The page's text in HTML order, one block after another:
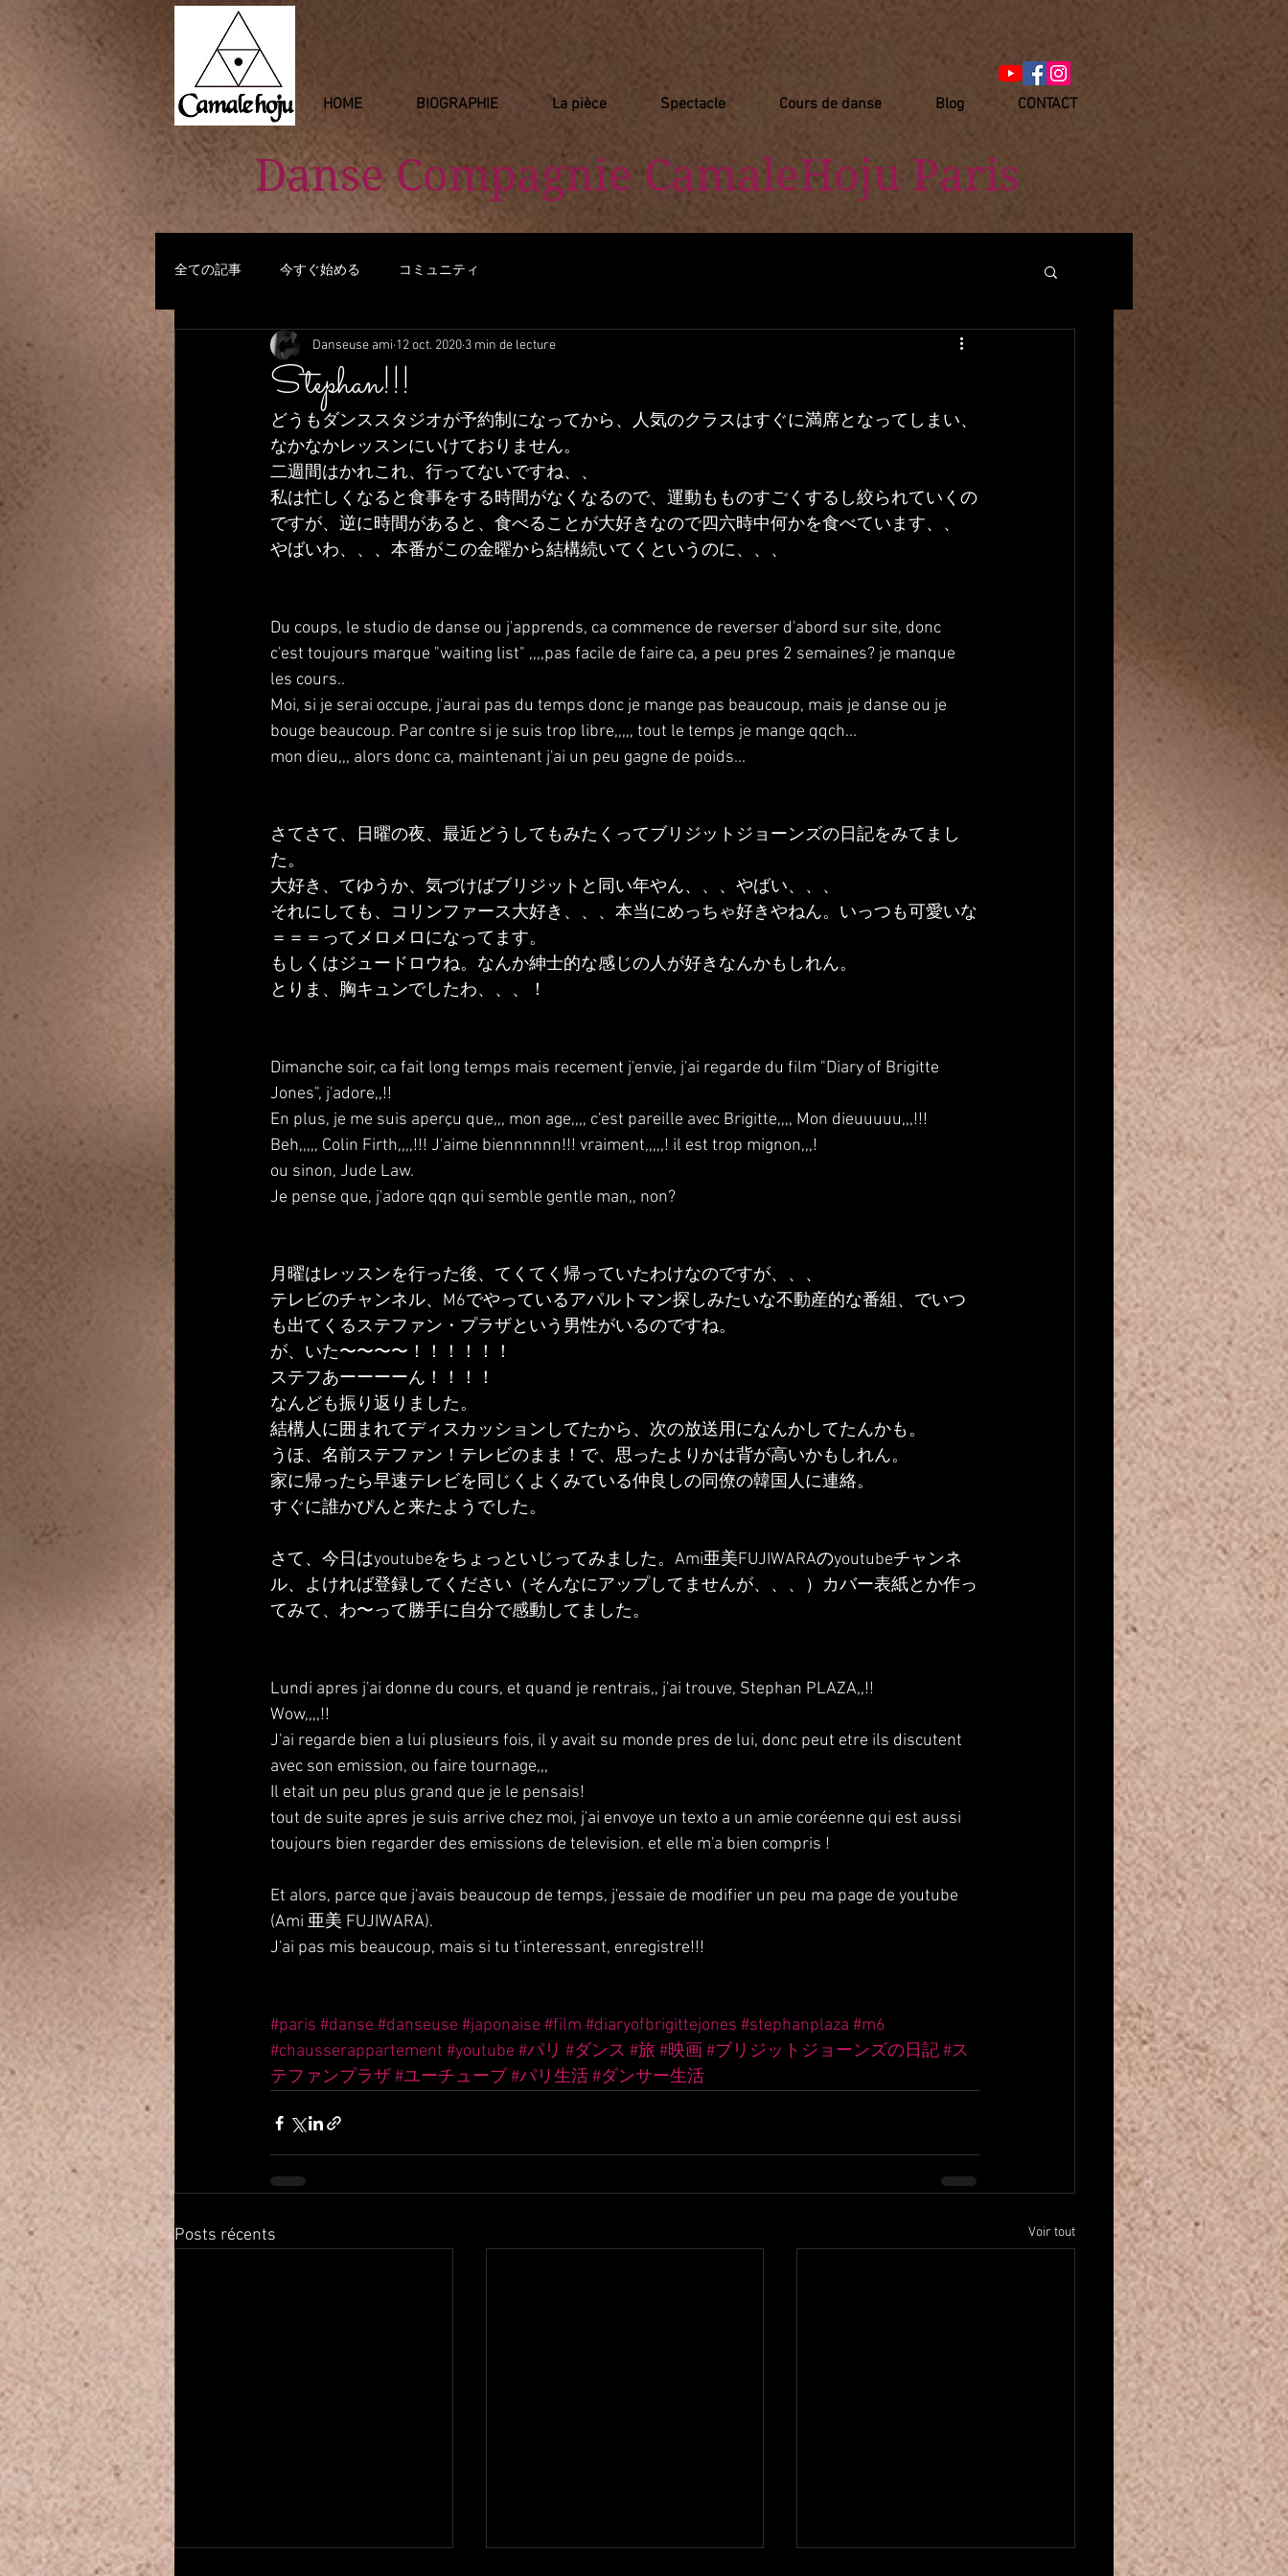
HOME BIOGRAPHIE La pièce Spectacle Cours de danse Blog CONTACT
Danse Compagnie​ CamaleHoju Paris
全ての記事 今すぐ始める コミュニティ
Stephan!!!
Danseuse ami 12 oct. 2020 3 min de lecture
どうもダンススタジオが予約制になってから、人気のクラスはすぐに満席となってしまい、
なかなかレッスンにいけておりません。
二週間はかれこれ、行ってないですね、、
私は忙しくなると食事をする時間がなくなるので、運動もものすごくするし絞られていくの
ですが、逆に時間があると、食べることが大好きなので四六時中何かを食べています、、
やばいわ、、、本番がこの金曜から結構続いてくというのに、、、
Du coups, le studio de danse ou j'apprends, ca commence de reverser d'abord sur site, donc
c'est toujours marque "waiting list" ,,,,pas facile de faire ca, a peu pres 2 semaines? je manque
les cours..
Moi, si je serai occupe, j'aurai pas du temps donc je mange pas beaucoup, mais je danse ou je
bouge beaucoup. Par contre si je suis trop libre,,,,, tout le temps je mange qqch...
mon dieu,,, alors donc ca, maintenant j'ai un peu gagne de poids...
さてさて、日曜の夜、最近どうしてもみたくってブリジットジョーンズの日記をみてまし
た。
大好き、てゆうか、気づけばブリジットと同い年やん、、、やばい、、、
それにしても、コリンファース大好き、、、本当にめっちゃ好きやねん。いっつも可愛いな
＝＝＝ってメロメロになってます。
もしくはジュードロウね。なんか紳士的な感じの人が好きなんかもしれん。
とりま、胸キュンでしたわ、、、！
Dimanche soir, ca fait long temps mais recement j'envie, j'ai regarde du film "Diary of Brigitte
Jones", j'adore,,!!
En plus, je me suis aperçu que,,, mon age,,,, c'est pareille avec Brigitte,,,, Mon dieuuuuu,,,!!!
Beh,,,,, Colin Firth,,,,!!! J'aime biennnnnn!!! vraiment,,,,,! il est trop mignon,,,!
ou sinon, Jude Law.
Je pense que, j'adore qqn qui semble gentle man,, non?
月曜はレッスンを行った後、てくてく帰っていたわけなのですが、、、
テレビのチャンネル、M6でやっているアパルトマン探しみたいな不動産的な番組、でいつ
も出てくるステファン・プラザという男性がいるのですね。
が、いた〜〜〜〜！！！！！！
ステフあーーーーん！！！！
なんども振り返りました。
結構人に囲まれてディスカッションしてたから、次の放送用になんかしてたんかも。
うほ、名前ステファン！テレビのまま！で、思ったよりかは背が高いかもしれん。
家に帰ったら早速テレビを同じくよくみている仲良しの同僚の韓国人に連絡。
すぐに誰かぴんと来たようでした。
さて、今日はyoutubeをちょっといじってみました。Ami亜美FUJIWARAのyoutubeチャンネ
ル、よければ登録してください（そんなにアップしてませんが、、、）カバー表紙とか作っ
てみて、わ〜って勝手に自分で感動してました。
Lundi apres j'ai donne du cours, et quand je rentrais,, j'ai trouve, Stephan PLAZA,,!!
Wow,,,,!!
J'ai regarde bien a lui plusieurs fois, il y avait su monde pres de lui, donc peut etre ils discutent
avec son emission, ou faire tournage,,,
Il etait un peu plus grand que je le pensais!
tout de suite apres je suis arrive chez moi, j'ai envoye un texto a un amie coréenne qui est aussi
toujours bien regarder des emissions de television. et elle m'a bien compris !
Et alors, parce que j'avais beaucoup de temps, j'essaie de modifier un peu ma page de youtube
(Ami 亜美 FUJIWARA).
J'ai pas mis beaucoup, mais si tu t'interessant, enregistre!!!
#paris #danse #danseuse #japonaise #film #diaryofbrigittejones #stephanplaza #m6
#chausserappartement #youtube #パリ #ダンス #旅 #映画 #ブリジットジョーンズの日記#ス
テファンプラザ #ユーチューブ #パリ生活#ダンサー生活
Posts récents Voir tout